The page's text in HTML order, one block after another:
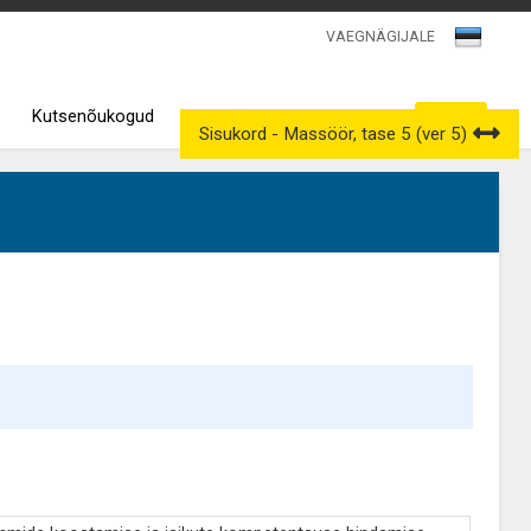
VAEGNÄGIJALE
Kutsenõukogud
Sisukord - Massöör, tase 5 (ver 5)